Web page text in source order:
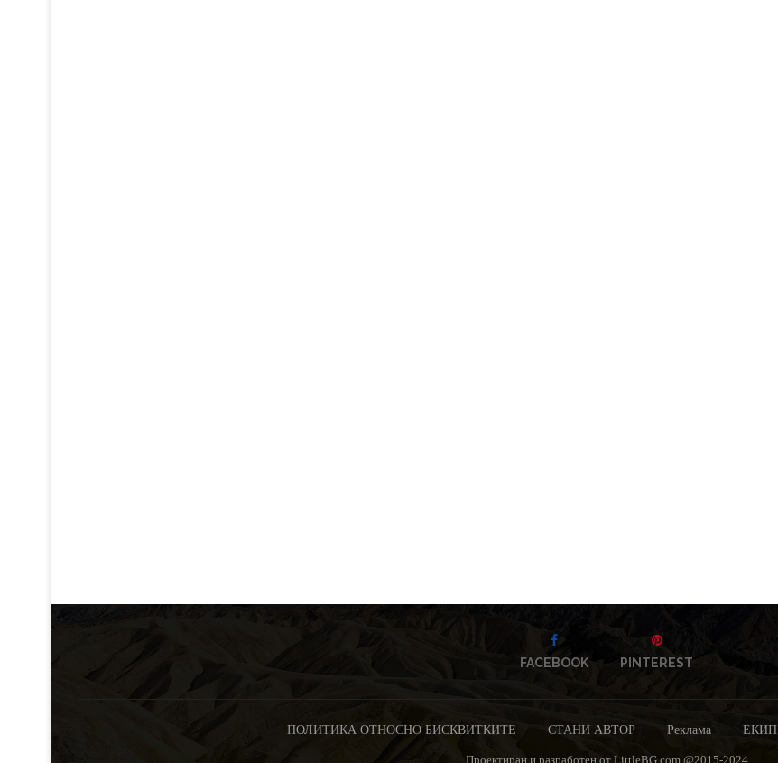
FACEBOOK PINTEREST
ПОЛИТИКА ОТНОСНО БИСКВИТКИТЕ СТАНИ АВТОР Реклама ЕКИП
Проектиран и разработен от LittleBG.com @2015-2024